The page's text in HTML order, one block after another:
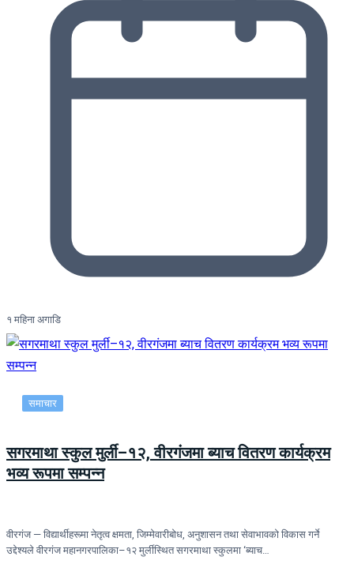
१ महिना अगाडि
समाचार
सगरमाथा स्कुल मुर्ली–१२, वीरगंजमा ब्याच वितरण कार्यक्रम
भव्य रूपमा सम्पन्न
वीरगंज — विद्यार्थीहरूमा नेतृत्व क्षमता, जिम्मेवारीबोध, अनुशासन तथा सेवाभावको विकास गर्ने
उद्देश्यले वीरगंज महानगरपालिका–१२ मुर्लीस्थित सगरमाथा स्कुलमा ‘ब्याच…